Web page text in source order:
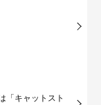
「キャットスト